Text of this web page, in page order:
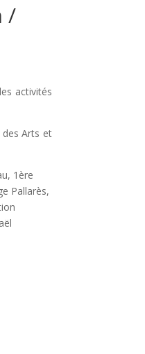
/
activités
Arts et
1ère
Pallarès,